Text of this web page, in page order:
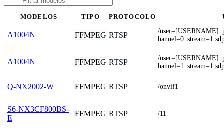
MODELOS TIPO PROTOCOLO
A1004N FFMPEG RTSP
/
A1004N FFMPEG RTSP
/
Q-NX2002-W FFMPEG RTSP /onvif1
S6-NX3CF800BS-
E
FFMPEG RTSP /11